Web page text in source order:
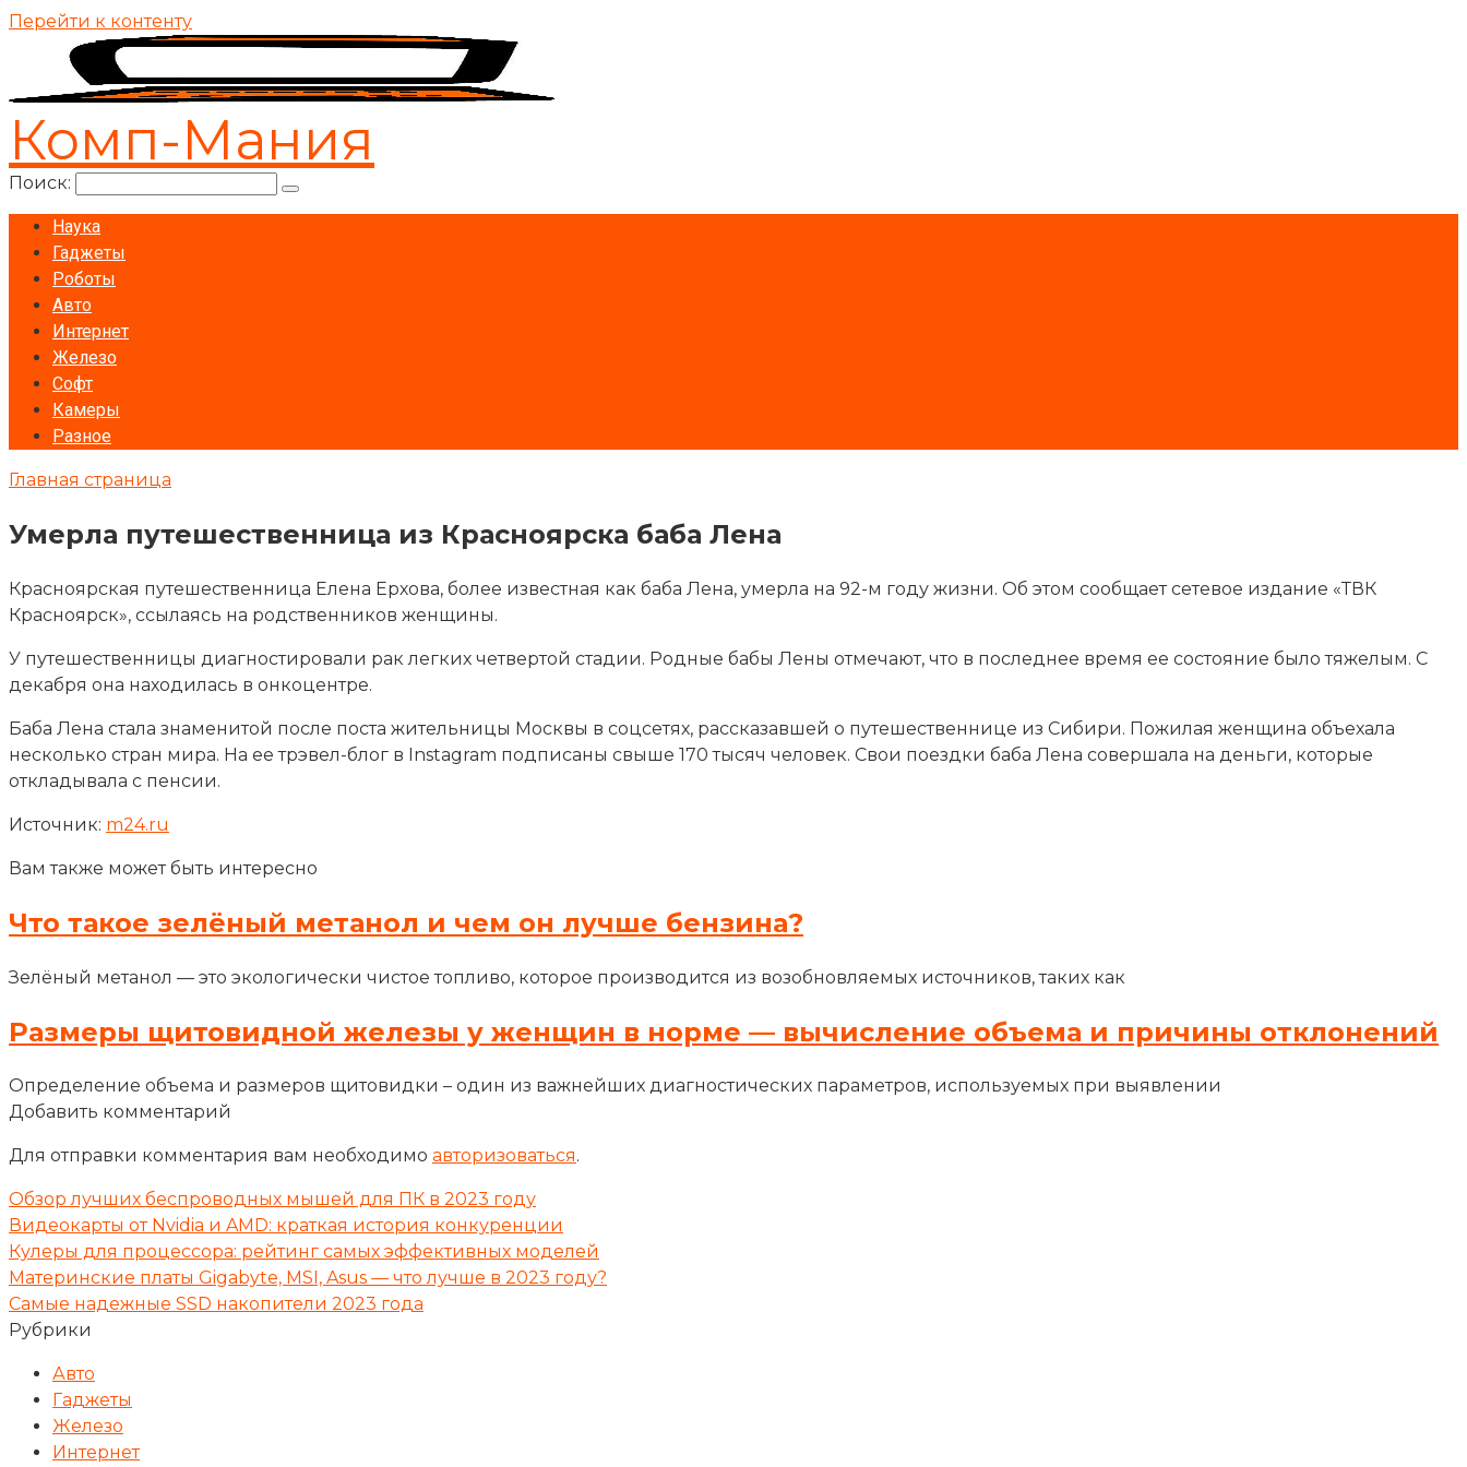
Перейти к контенту
Комп-Мания
Поиск:
Наука
Гаджеты
Роботы
Авто
Интернет
Железо
Софт
Камеры
Разное
Главная страница
Умерла путешественница из Красноярска баба Лена
Красноярская путешественница Елена Ерхова, более известная как баба Лена, умерла на 92-м году жизни. Об этом сообщает сетевое издание «ТВК
Красноярск», ссылаясь на родственников женщины.
У путешественницы диагностировали рак легких четвертой стадии. Родные бабы Лены отмечают, что в последнее время ее состояние было тяжелым. С
декабря она находилась в онкоцентре.
Баба Лена стала знаменитой после поста жительницы Москвы в соцсетях, рассказавшей о путешественнице из Сибири. Пожилая женщина объехала
несколько стран мира. На ее трэвел-блог в Instagram подписаны свыше 170 тысяч человек. Свои поездки баба Лена совершала на деньги, которые
откладывала с пенсии.
Источник: m24.ru
Вам также может быть интересно
Что такое зелёный метанол и чем он лучше бензина?
Зелёный метанол — это экологически чистое топливо, которое производится из возобновляемых источников, таких как
Размеры щитовидной железы у женщин в норме — вычисление объема и причины отклонений
Определение объема и размеров щитовидки – один из важнейших диагностических параметров, используемых при выявлении
Добавить комментарий
Для отправки комментария вам необходимо авторизоваться.
Обзор лучших беспроводных мышей для ПК в 2023 году
Видеокарты от Nvidia и AMD: краткая история конкуренции
Кулеры для процессора: рейтинг самых эффективных моделей
Материнские платы Gigabyte, MSI, Asus — что лучше в 2023 году?
Самые надежные SSD накопители 2023 года
Рубрики
Авто
Гаджеты
Железо
Интернет